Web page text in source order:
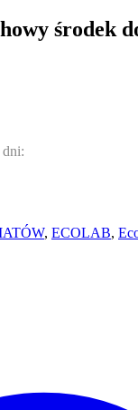
środek
dni:
, ECOLAB,